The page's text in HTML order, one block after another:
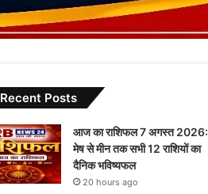
Recent Posts
आज का राशिफल 7 अगस्त 2026:
मेष से मीन तक सभी 12 राशियों का
दैनिक भविष्यफल
20 hours ago